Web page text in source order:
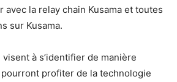
avec la relay chain Kusama et toutes
sur Kusama.
à s’identifier de manière
profiter de la technologie